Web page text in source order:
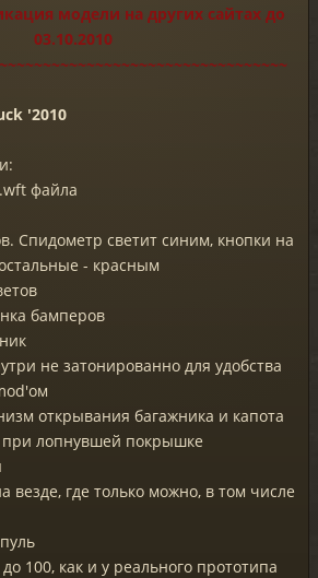
модели на других сайтах до
03.10.2010
'2010
файла
Спидометр светит синим, кнопки на
- красным
бамперов
не затонированно для удобства
открывания багажника и капота
лопнувшей покрышке
везде, где только можно, в том числе
100, как и у реального прототипа